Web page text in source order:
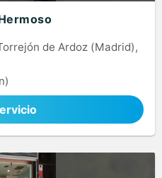
de Ardoz (Madrid),